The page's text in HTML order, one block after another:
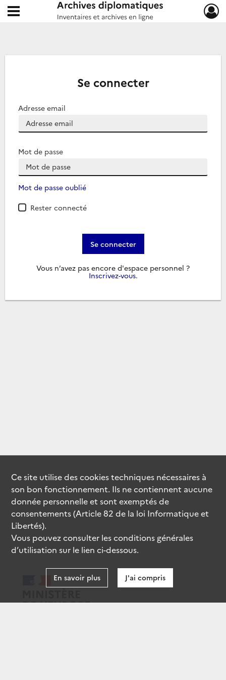
Archives diplomatiques
Ouvrir le menu déroulant
Se connecter
Adresse email
Mot de passe
Mot de passe oublié
Rester connecté
Se connecter
Vous n’avez pas encore d'espace personnel ?
Inscrivez-vous.
Ce site utilise descookiestechniques nécessaires à
son bon fonctionnement. Ils ne contiennent aucune
donnée personnelle et sont exemptés de
consentements (Article 82 de la loi Informatique et
Libertés).
Vous pouvez consulter les conditions générales
d’utilisation sur le lien ci-dessous.
En savoir plus J'ai compris